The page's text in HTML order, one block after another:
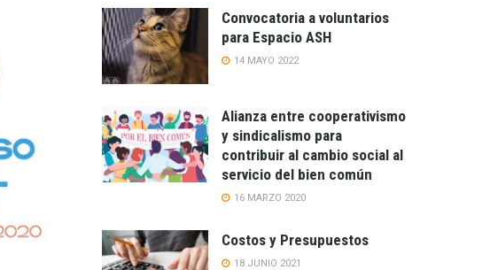
Convocatoria a voluntarios
para Espacio ASH
14 MAYO 2022
Alianza entre cooperativismo
y sindicalismo para
contribuir al cambio social al
servicio del bien común
16 MARZO 2020
Costos y Presupuestos
18 JUNIO 2021